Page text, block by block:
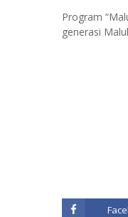
Program
generasi